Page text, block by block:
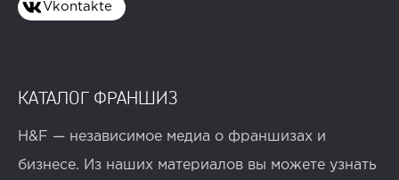
Vkontakte
КАТАЛОГ ФРАНШИЗ
H&F — независимое медиа о франшизах и
бизнесе. Из наших материалов вы можете узнать